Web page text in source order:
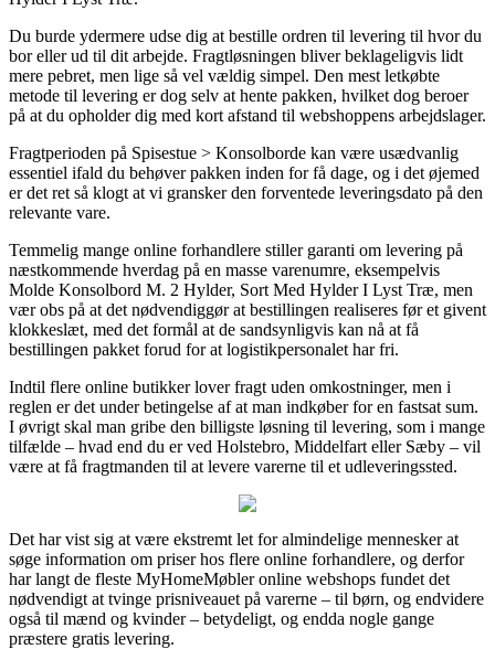
Du burde ydermere udse dig at bestille ordren til levering til hvor du
bor eller ud til dit arbejde. Fragtløsningen bliver beklageligvis lidt
mere pebret, men lige så vel vældig simpel. Den mest letkøbte
metode til levering er dog selv at hente pakken, hvilket dog beroer
på at du opholder dig med kort afstand til webshoppens arbejdslager.
Fragtperioden på Spisestue > Konsolborde kan være usædvanlig
essentiel ifald du behøver pakken inden for få dage, og i det øjemed
er det ret så klogt at vi gransker den forventede leveringsdato på den
relevante vare.
Temmelig mange online forhandlere stiller garanti om levering på
næstkommende hverdag på en masse varenumre, eksempelvis
Molde Konsolbord M. 2 Hylder, Sort Med Hylder I Lyst Træ, men
vær obs på at det nødvendiggør at bestillingen realiseres før et givent
klokkeslæt, med det formål at de sandsynligvis kan nå at få
bestillingen pakket forud for at logistikpersonalet har fri.
Indtil flere online butikker lover fragt uden omkostninger, men i
reglen er det under betingelse af at man indkøber for en fastsat sum.
I øvrigt skal man gribe den billigste løsning til levering, som i mange
tilfælde – hvad end du er ved Holstebro, Middelfart eller Sæby – vil
være at få fragtmanden til at levere varerne til et udleveringssted.
Det har vist sig at være ekstremt let for almindelige mennesker at
søge information om priser hos flere online forhandlere, og derfor
har langt de fleste MyHomeMøbler online webshops fundet det
nødvendigt at tvinge prisniveauet på varerne – til børn, og endvidere
også til mænd og kvinder – betydeligt, og endda nogle gange
præstere gratis levering.